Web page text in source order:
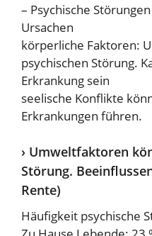
– Psychische
Ursachen
körperliche Faktoren:
psychischen Störung.
Erkrankung sein
seelische Konflikte
Erkrankungen führen.
› Umweltfaktoren
Störung.
Rente)
Häufigkeit psychische